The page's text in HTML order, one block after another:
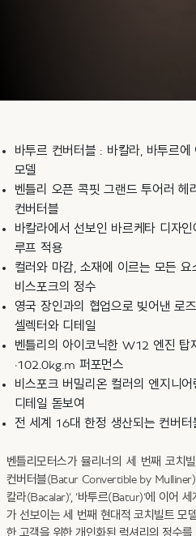
바투르 컨버터블 : 바칼라, 바투르
모델
벤틀리 오픈 콕핏 그랜드 투어러 헤
컨버터블
바칼라에서 선보인 바르케타 디자
루프 적용
컬러와 마감, 소재에 이르는 모든
비스포크의 정수
영국 장인과의 협업으로 빚어낸 로
셀렉터와 디테일
벤틀리의 아이코닉한 W12 엔진 탑
·102.0kg.m 퍼포먼스
비스포크 버밀리온 컬러의 엔지니
디테일 돋보여
전 세계 16대 한정 생산되는 컨버터
벤틀리모터스가 뮬리너의 세 번째 코치
컨버터블(Batur Convertible by
칼라(Bacalar)’, ‘바투르(Batur)’에 이어
가 선보이는 세 번째 현대적 코치빌트 모
한 고객을 위한 개인화된 럭셔리의 정수를